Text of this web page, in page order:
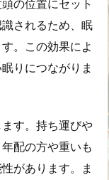
の位置にセット
されるため、眠
。この効果によ
りにつながりま
す。持ち運びや
配の方や重いも
があります。ま